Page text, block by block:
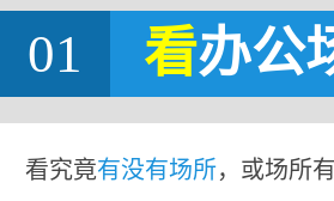
01 看办公
看究竟有没有场所，或场所